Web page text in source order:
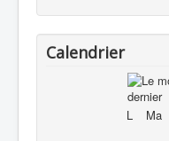
Calendrier
L
Ma